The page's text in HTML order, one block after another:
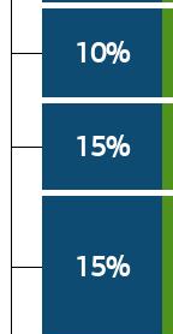
10%
15%
15%